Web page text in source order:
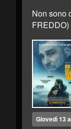
Non sono
FREDDO)
Giovedì 13